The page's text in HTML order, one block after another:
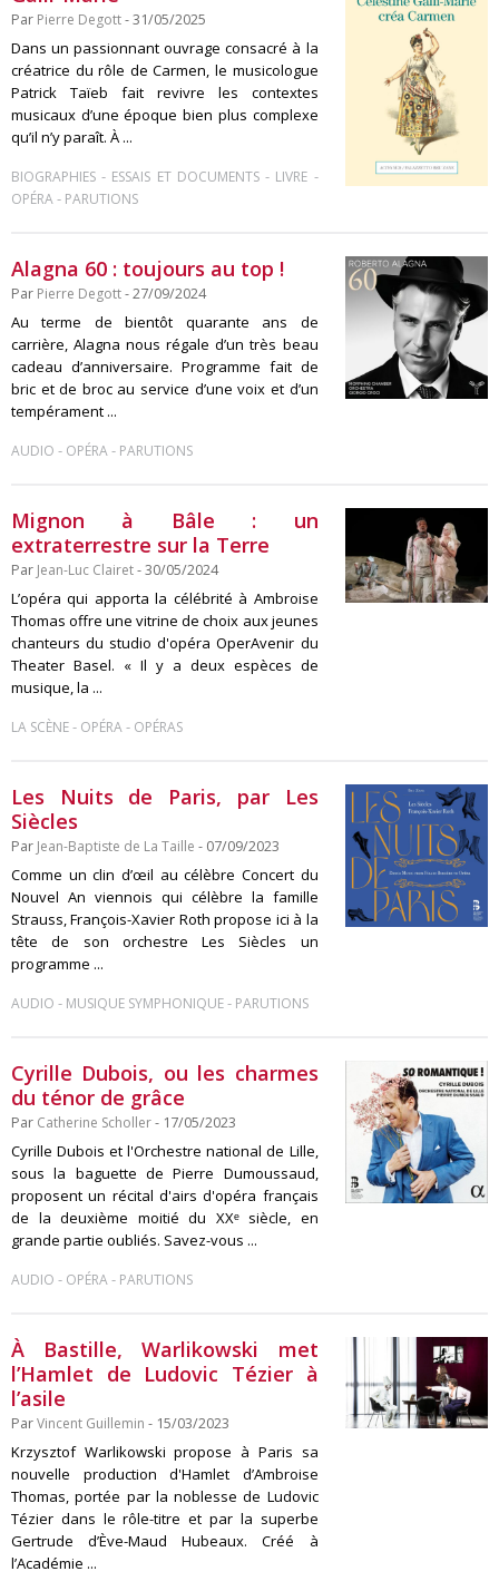
Par Pierre Degott- 31/05/2025
Dans un passionnant ouvrage consacré à la
créatrice du rôle de Carmen, le musicologue
Patrick Taïeb fait revivre les contextes
musicaux d’une époque bien plus complexe
qu’il n’y paraît. À ...
BIOGRAPHIES - ESSAIS ET DOCUMENTS- LIVRE -
OPÉRA- PARUTIONS
Alagna 60 : toujours au top !
Par Pierre Degott- 27/09/2024
Au terme de bientôt quarante ans de
carrière, Alagna nous régale d’un très beau
cadeau d’anniversaire. Programme fait de
bric et de broc au service d’une voix et d’un
tempérament ...
AUDIO - OPÉRA- PARUTIONS
Mignon à Bâle : un
extraterrestre sur la Terre
Par Jean-Luc Clairet- 30/05/2024
L’opéra qui apporta la célébrité à Ambroise
Thomas offre une vitrine de choix aux jeunes
chanteurs du studio d'opéra OperAvenir du
Theater Basel. « Il y a deux espèces de
musique, la ...
LA SCÈNE- OPÉRA- OPÉRAS
Les Nuits de Paris, par Les
Siècles
Par Jean-Baptiste de La Taille - 07/09/2023
Comme un clin d’œil au célèbre Concert du
Nouvel An viennois qui célèbre la famille
Strauss, François-Xavier Roth propose ici à la
tête de son orchestre Les Siècles un
programme ...
AUDIO - MUSIQUE SYMPHONIQUE- PARUTIONS
Cyrille Dubois, ou les charmes
du ténor de grâce
Par Catherine Scholler- 17/05/2023
Cyrille Dubois et l'Orchestre national de Lille,
sous la baguette de Pierre Dumoussaud,
proposent un récital d'airs d'opéra français
de la deuxième moitié du XXᵉ siècle, en
grande partie oubliés. Savez-vous ...
AUDIO - OPÉRA- PARUTIONS
À Bastille, Warlikowski met
l’Hamlet de Ludovic Tézier à
l’asile
ParVincent Guillemin - 15/03/2023
Krzysztof Warlikowski propose à Paris sa
nouvelle production d'Hamlet d’Ambroise
Thomas, portée par la noblesse de Ludovic
Tézier dans le rôle-titre et par la superbe
Gertrude d’Ève-Maud Hubeaux. Créé à
l’Académie ...